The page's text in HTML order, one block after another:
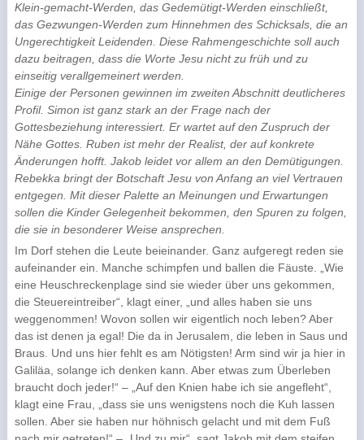
Klein-gemacht-Werden, das Gedemütigt-Werden einschließt,
das Gezwungen-Werden zum Hinnehmen des Schicksals, die an
Ungerechtigkeit Leidenden. Diese Rahmengeschichte soll auch
dazu beitragen, dass die Worte Jesu nicht zu früh und zu
einseitig verallgemeinert werden.
Einige der Personen gewinnen im zweiten Abschnitt deutlicheres
Profil. Simon ist ganz stark an der Frage nach der
Gottesbeziehung interessiert. Er wartet auf den Zuspruch der
Nähe Gottes. Ruben ist mehr der Realist, der auf konkrete
Änderungen hofft. Jakob leidet vor allem an den Demütigungen.
Rebekka bringt der Botschaft Jesu von Anfang an viel Vertrauen
entgegen. Mit dieser Palette an Meinungen und Erwartungen
sollen die Kinder Gelegenheit bekommen, den Spuren zu folgen,
die sie in besonderer Weise ansprechen.
Im Dorf stehen die Leute beieinander. Ganz aufgeregt reden sie
aufeinander ein. Manche schimpfen und ballen die Fäuste. „Wie
eine Heuschreckenplage sind sie wieder über uns gekommen,
die Steuereintreiber“, klagt einer, „und alles haben sie uns
weggenommen! Wovon sollen wir eigentlich noch leben? Aber
das ist denen ja egal! Die da in Jerusalem, die leben in Saus und
Braus. Und uns hier fehlt es am Nötigsten! Arm sind wir ja hier in
Galiläa, solange ich denken kann. Aber etwas zum Überleben
braucht doch jeder!“ – „Auf den Knien habe ich sie angefleht“,
klagt eine Frau, „dass sie uns wenigstens noch die Kuh lassen
sollen. Aber sie haben nur höhnisch gelacht und mit dem Fuß